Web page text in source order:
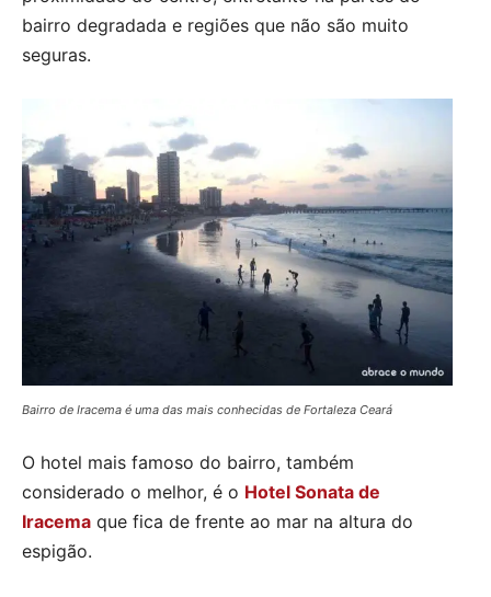
bairro degradada e regiões que não são muito
seguras.
Bairro de Iracema é uma das mais conhecidas de Fortaleza Ceará
O hotel mais famoso do bairro, também
considerado o melhor, é o Hotel Sonata de
Iracema que fica de frente ao mar na altura do
espigão.